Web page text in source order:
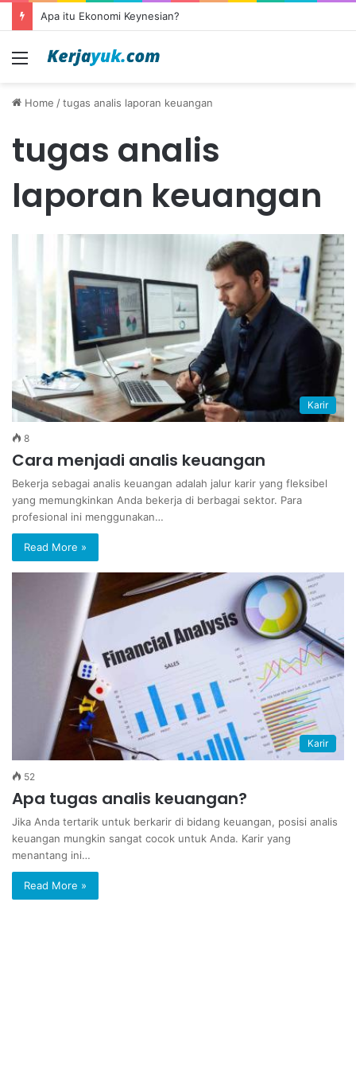
Apa itu Ekonomi Keynesian?
Menu
Home /tugas analis laporan keuangan
tugas analis
laporan keuangan
Karir
8
Cara menjadi analis keuangan
Bekerja sebagai analis keuangan adalah jalur karir yang fleksibel
yang memungkinkan Anda bekerja di berbagai sektor. Para
profesional ini menggunakan…
Read More »
Karir
52
Apa tugas analis keuangan?
Jika Anda tertarik untuk berkarir di bidang keuangan, posisi analis
keuangan mungkin sangat cocok untuk Anda. Karir yang
menantang ini…
Read More »